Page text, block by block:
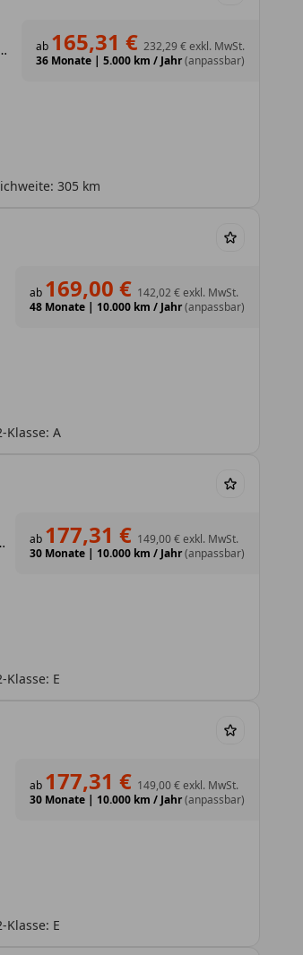
€ Elektro-Prämie als Anzahlung - Privat !! / ab 165,31 € 232,29 €exkl. MwSt.
36 Monate | 5.000 km / Jahr(anpassbar)
305 km
ab 169,00 € 142,02 €exkl. MwSt.
48 Monate | 10.000 km / Jahr(anpassbar)
Klasse: A
plus Navigationssystem ab 177,31 € 149,00 €exkl. MwSt.
30 Monate | 10.000 km / Jahr(anpassbar)
E
ab 177,31 € 149,00 €exkl. MwSt.
30 Monate | 10.000 km / Jahr(anpassbar)
E